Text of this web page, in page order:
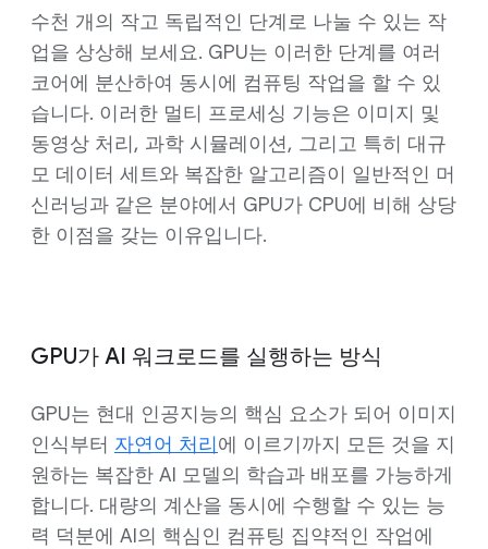
수천 개의 작고 독립적인 단계로 나눌 수 있는 작
업을 상상해 보세요. GPU는 이러한 단계를 여러
코어에 분산하여 동시에 컴퓨팅 작업을 할 수 있
습니다. 이러한 멀티 프로세싱 기능은 이미지 및
동영상 처리, 과학 시뮬레이션, 그리고 특히 대규
모 데이터 세트와 복잡한 알고리즘이 일반적인 머
신러닝과 같은 분야에서 GPU가 CPU에 비해 상당
한 이점을 갖는 이유입니다.
GPU가 AI 워크로드를 실행하는 방식
GPU는 현대 인공지능의 핵심 요소가 되어 이미지
인식부터 자연어 처리에 이르기까지 모든 것을 지
원하는 복잡한 AI 모델의 학습과 배포를 가능하게
합니다. 대량의 계산을 동시에 수행할 수 있는 능
력 덕분에 AI의 핵심인 컴퓨팅 집약적인 작업에